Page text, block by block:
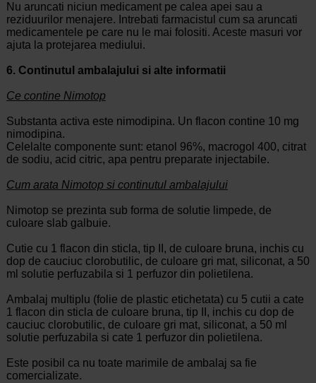
Nu aruncati niciun medicament pe calea apei sau a
reziduurilor menajere. Intrebati farmacistul cum sa aruncati
medicamentele pe care nu le mai folositi. Aceste masuri vor
ajuta la protejarea mediului.
6. Continutul ambalajului si alte informatii
Ce contine Nimotop
Substanta activa este nimodipina. Un flacon contine 10 mg
nimodipina.
Celelalte componente sunt: etanol 96%, macrogol 400, citrat
de sodiu, acid citric, apa pentru preparate injectabile.
Cum arata Nimotop si continutul ambalajului
Nimotop se prezinta sub forma de solutie limpede, de
culoare slab galbuie.
Cutie cu 1 flacon din sticla, tip II, de culoare bruna, inchis cu
dop de cauciuc clorobutilic, de culoare gri mat, siliconat, a 50
ml solutie perfuzabila si 1 perfuzor din polietilena.
Ambalaj multiplu (folie de plastic etichetata) cu 5 cutii a cate
1 flacon din sticla de culoare bruna, tip II, inchis cu dop de
cauciuc clorobutilic, de culoare gri mat, siliconat, a 50 ml
solutie perfuzabila si cate 1 perfuzor din polietilena.
Este posibil ca nu toate marimile de ambalaj sa fie
comercializate.